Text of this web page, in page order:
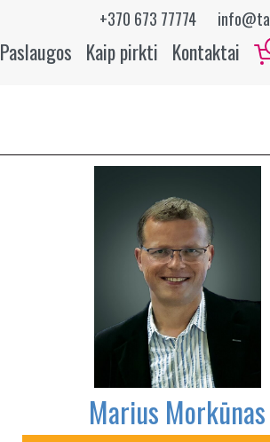
+370 673 77774
Paslaugos Kaip pirkti Kontaktai
Marius Morkūnas